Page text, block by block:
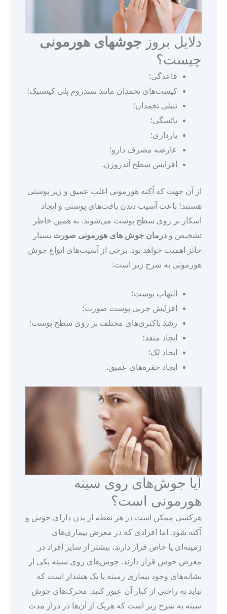
دلایل بروز جوشهای هورمونی
چیست؟
قاعدگی؛
کیست‌های تخمدان مانند سندروم پلی کیستیک؛
تنبلی تخمدان؛
یائسگی؛
بارداری؛
عارضه مصرف دارو؛
افزایش سطح آندروژن.
از آن جهت که آکنه هورمونی اغلب عمیق و زیر پوستی
هستند؛ باعث آسیب دیدن بافت‌های پوستی و ایجاد
اسکار بر روی سطح پوست می‌شوند. به همین خاطر
تشخیص و درمان جوش های هورمونی صورت بسیار
حائز اهمیت خواهد بود. برخی از آسیب‌های انواع جوش
هورمونی به شرح زیر است:
التهاب پوست؛
افزایش چربی پوست صورت؛
رشد باکتری‌های مختلف بر روی سطح پوست؛
ایجاد منفذ؛
ایجاد لک؛
ایجاد حفره‌های عمیق.
آیا جوش‌های روی سینه
هورمونی است؟
هرکسی ممکن است در هر نقطه از بدن دارای جوش و
آکنه شود. اما افرادی که در معرض بیماری‌های
زمینه‌ای یا خاص قرار دارند، بیشتر از سایر افراد در
معرض جوش قرار دارند. جوش‌های روی سینه یکی از
نشانه‌های وجود بیماری زمینه یا یک هشدار است که
نباید به راحتی از کنار آن عبور کنید. محرک‌های جوش
سینه به شرح زیر است که هریک از آن‌ها در دراز مدت